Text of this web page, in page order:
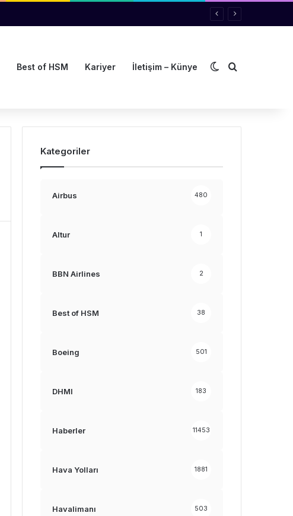
Best of HSM Kariyer İletişim – Künye Dış görünümü
Arama yap
Kategoriler
Airbus 480
Altur 1
BBN Airlines 2
Best of HSM 38
Boeing 501
DHMI 183
Haberler 11453
Hava Yolları 1881
Havalimanı 503